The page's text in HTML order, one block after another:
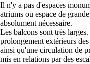
Il n'y a pas d'espaces
atriums ou espace de
absolument nécessaire.
Les balcons sont très
prolongement extérieurs
ainsi qu'une circulation de
mis en relations par des